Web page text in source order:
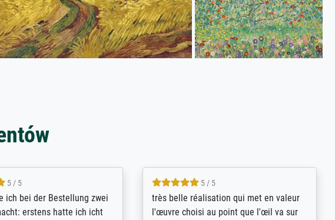
5 / 5
Meisterdrucke strives to
demands, and provides
5 / 5
eine große Auswahl an Bildern und
deren Reproduktionsmöglichkeiten;